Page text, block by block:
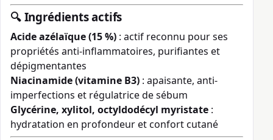
🔍 Ingrédients actifs
Acide azélaïque (15 %) : actif reconnu pour ses
propriétés anti-inflammatoires, purifiantes et
dépigmentantes
Niacinamide (vitamine B3) : apaisante, anti-
imperfections et régulatrice de sébum
Glycérine, xylitol, octyldodécyl myristate :
hydratation en profondeur et confort cutané